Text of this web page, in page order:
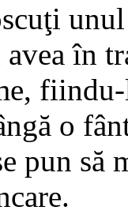
în
o
pun să